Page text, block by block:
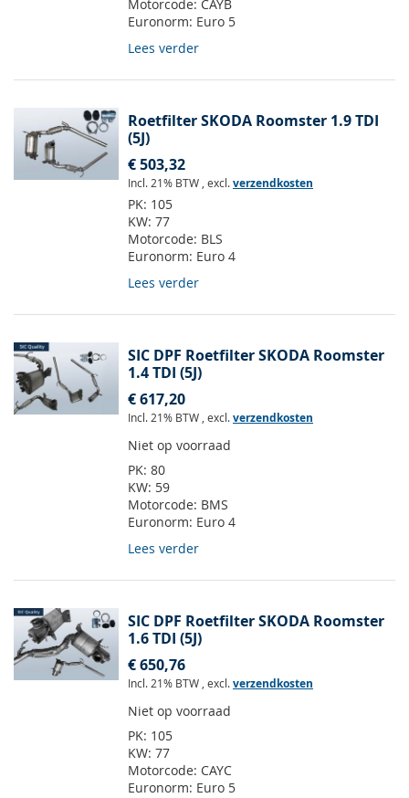
Motorcode: CAYB
Euronorm: Euro 5
Lees verder
Roetfilter SKODA Roomster 1.9 TDI
(5J)
€ 503,32
Incl. 21% BTW , excl.verzendkosten
PK: 105
KW: 77
Motorcode: BLS
Euronorm: Euro 4
Lees verder
SIC DPF Roetfilter SKODA Roomster
1.4 TDI (5J)
€ 617,20
Incl. 21% BTW , excl.verzendkosten
Niet op voorraad
PK: 80
KW: 59
Motorcode: BMS
Euronorm: Euro 4
Lees verder
SIC DPF Roetfilter SKODA Roomster
1.6 TDI (5J)
€ 650,76
Incl. 21% BTW , excl.verzendkosten
Niet op voorraad
PK: 105
KW: 77
Motorcode: CAYC
Euronorm: Euro 5